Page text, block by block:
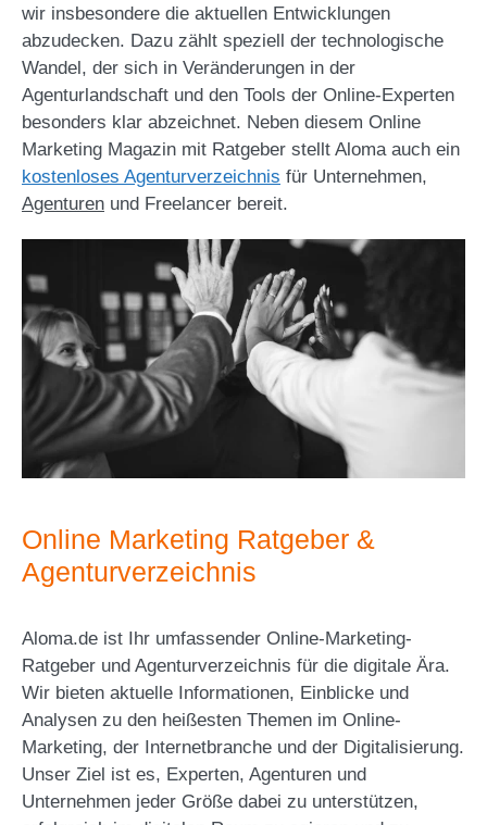
wir insbesondere die aktuellen Entwicklungen
abzudecken. Dazu zählt speziell der technologische
Wandel, der sich in Veränderungen in der
Agenturlandschaft und den Tools der Online-Experten
besonders klar abzeichnet. Neben diesem Online
Marketing Magazin mit Ratgeber stellt Aloma auch ein
kostenloses Agenturverzeichnis für Unternehmen,
Agenturen und Freelancer bereit.
Online Marketing Ratgeber &
Agenturverzeichnis
Aloma.de ist Ihr umfassender Online-Marketing-
Ratgeber und Agenturverzeichnis für die digitale Ära.
Wir bieten aktuelle Informationen, Einblicke und
Analysen zu den heißesten Themen im Online-
Marketing, der Internetbranche und der Digitalisierung.
Unser Ziel ist es, Experten, Agenturen und
Unternehmen jeder Größe dabei zu unterstützen,